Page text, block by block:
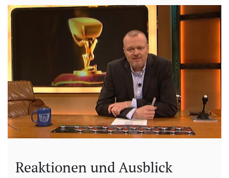
Reaktionen und Ausblick